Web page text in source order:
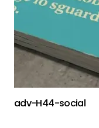
adv-H44-social